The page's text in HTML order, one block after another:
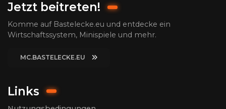
Jetzt beitreten!
Komme auf Bastelecke.eu und entdecke ein
Wirtschaftssystem, Minispiele und mehr.
MC.BASTELECKE.EU
Links